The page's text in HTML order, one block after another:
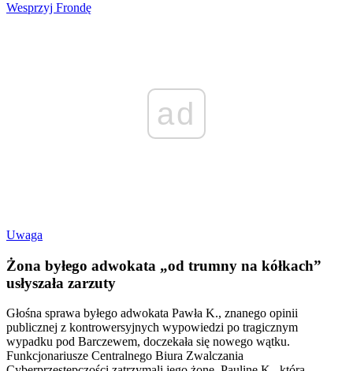
Wesprzyj Frondę
ad
Uwaga
Żona byłego adwokata „od trumny na kółkach”
usłyszała zarzuty
Głośna sprawa byłego adwokata Pawła K., znanego opinii
publicznej z kontrowersyjnych wypowiedzi po tragicznym
wypadku pod Barczewem, doczekała się nowego wątku.
Funkcjonariusze Centralnego Biura Zwalczania